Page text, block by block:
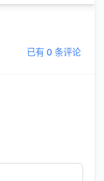
已有 0 条评论